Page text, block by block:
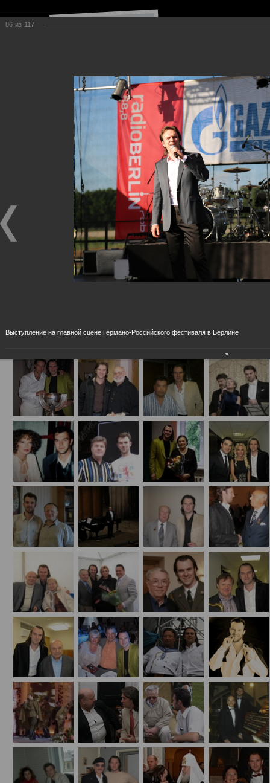
Навигация по сайту
Концертные (на сцене и за кулисами)
86 из 117
Выступление на главной сцене Германо-Российского фестиваля в Берлине